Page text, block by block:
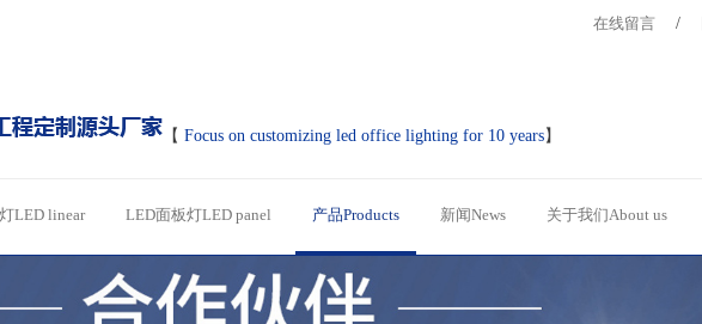
在线留言 /
【 Focus on customizing led office lighting for 10 years】
LED linear LED面板灯LED panel 产品Products 新闻News 关于我们About us